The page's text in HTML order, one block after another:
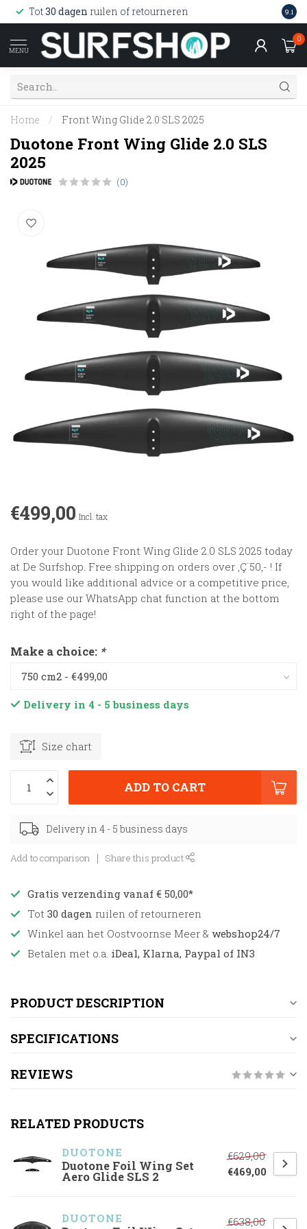
Tot30 dagen ruilen of retourneren 9.1
MENU
0
Home / Front Wing Glide 2.0 SLS 2025
Duotone Front Wing Glide 2.0 SLS
2025
(0)
€499,00 Incl. tax
Order your Duotone Front Wing Glide 2.0 SLS 2025 today
at De Surfshop. Free shipping on orders over ‚Ç¨50,- ! If
you would like additional advice or a competitive price,
please use our WhatsApp chat function at the bottom
right of the page!
Make a choice: *
Delivery in 4 - 5 business days
Size chart
ADD TO CART
Delivery in 4 - 5 business days
Add to comparison Share this product
Gratis verzending vanaf € 50,00*
Tot 30 dagen ruilen of retourneren
Winkel aan het Oostvoornse Meer & webshop24/7
Betalen met o.a. iDeal, Klarna, Paypal of IN3
PRODUCT DESCRIPTION
SPECIFICATIONS
REVIEWS
RELATED PRODUCTS
DUOTONE
Duotone Foil Wing Set
Aero Glide SLS 2
€629,00
€469,00
DUOTONE €638,00